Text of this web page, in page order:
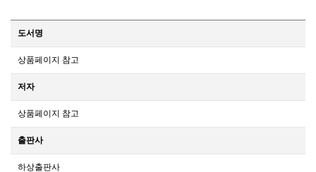
도서명
상품페이지 참고
저자
상품페이지 참고
출판사
하상출판사